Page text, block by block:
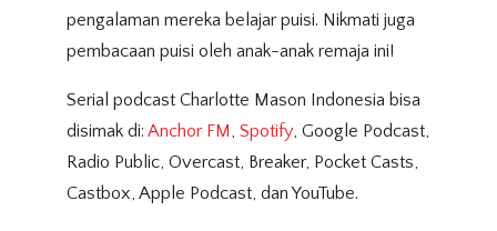
pengalaman mereka belajar puisi. Nikmati juga
pembacaan puisi oleh anak-anak remaja ini!
Serial podcast Charlotte Mason Indonesia bisa
disimak di: Anchor FM, Spotify, Google Podcast,
Radio Public, Overcast, Breaker, Pocket Casts,
Castbox, Apple Podcast, dan YouTube.